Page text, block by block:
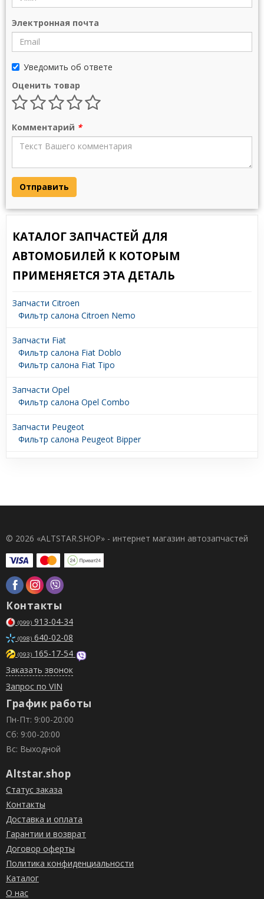
Электронная почта
Уведомить об ответе
Оценить товар
Комментарий *
Отправить
КАТАЛОГ ЗАПЧАСТЕЙ ДЛЯ
АВТОМОБИЛЕЙ К КОТОРЫМ
ПРИМЕНЯЕТСЯ ЭТА ДЕТАЛЬ
Запчасти Citroen
Фильтр салона Citroen Nemo
Запчасти Fiat
Фильтр салона Fiat Doblo
Фильтр салона Fiat Tipo
Запчасти Opel
Фильтр салона Opel Combo
Запчасти Peugeot
Фильтр салона Peugeot Bipper
© 2026 «ALTSTAR.SHOP» - интернет магазин автозапчастей
Контакты
(099) 913-04-34
(098) 640-02-08
(093) 165-17-54
Заказать звонок
Запрос по VIN
График работы
Пн-Пт: 9:00-20:00
Сб: 9:00-20:00
Вс: Выходной
Altstar.shop
Статус заказа
Контакты
Доставка и оплата
Гарантии и возврат
Договор оферты
Политика конфиденциальности
Каталог
О нас